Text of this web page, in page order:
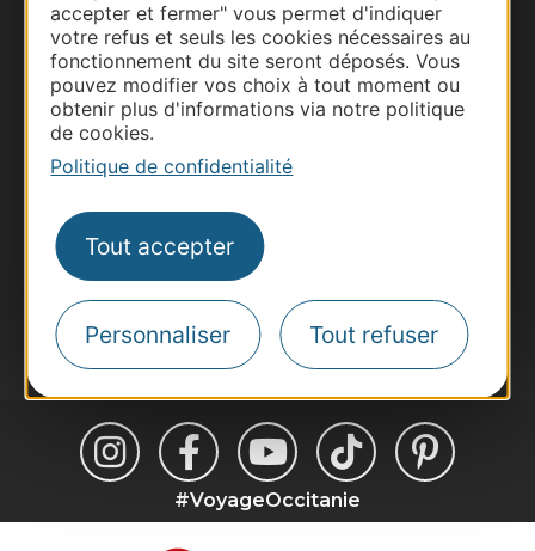
accepter et fermer" vous permet d'indiquer
votre refus et seuls les cookies nécessaires au
fonctionnement du site seront déposés. Vous
pouvez modifier vos choix à tout moment ou
obtenir plus d'informations via notre politique
de cookies.
Politique de confidentialité
Tout accepter
Personnaliser Tout refuser
Thermalisme
Business/Mice
Pros d'Occitanie
Site presse et d'influence
Voyagistes
Inscrivez-vous à la lettre d'information
Destination Occitanie pour recevoir des
suggestions de séjours, de visites et de sorties.
Je m'abonne
#VoyageOccitanie